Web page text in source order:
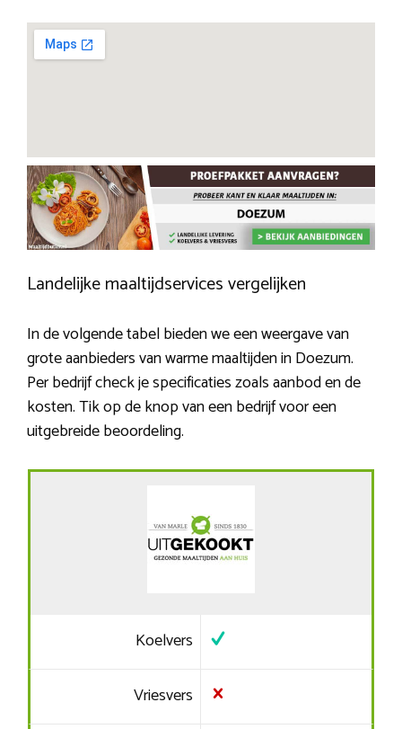
Landelijke maaltijdservices vergelijken
In de volgende tabel bieden we een weergave van
grote aanbieders van warme maaltijden in Doezum.
Per bedrijf check je specificaties zoals aanbod en de
kosten. Tik op de knop van een bedrijf voor een
uitgebreide beoordeling.
Koelvers
Vriesvers